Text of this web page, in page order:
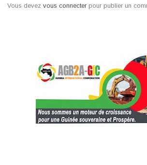
Vous devez vous connecter pour publier un